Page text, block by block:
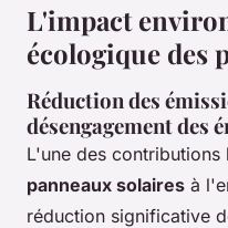
L'impact
écologique des
Réduction des
désengagement des
L'une des contributions
panneaux solaires à
réduction significative